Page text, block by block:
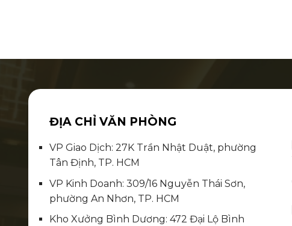
ĐỊA CHỈ VĂN PHÒNG
VP Giao Dịch: 27K Trần Nhật Duật, phường
Tân Định, TP. HCM
VP Kinh Doanh: 309/16 Nguyễn Thái Sơn,
phường An Nhơn, TP. HCM
Kho Xưởng Bình Dương: 472 Đại Lộ Bình